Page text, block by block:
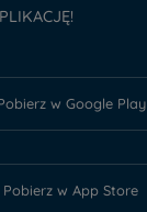
w Google Play
Pobierz w App Store